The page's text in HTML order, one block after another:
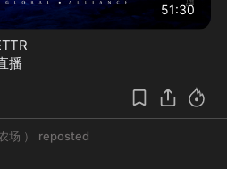
播
51:30
场 ） reposted